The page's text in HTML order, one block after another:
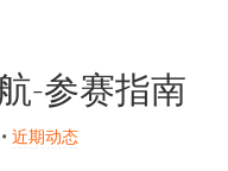
-参赛指南
• 近期动态